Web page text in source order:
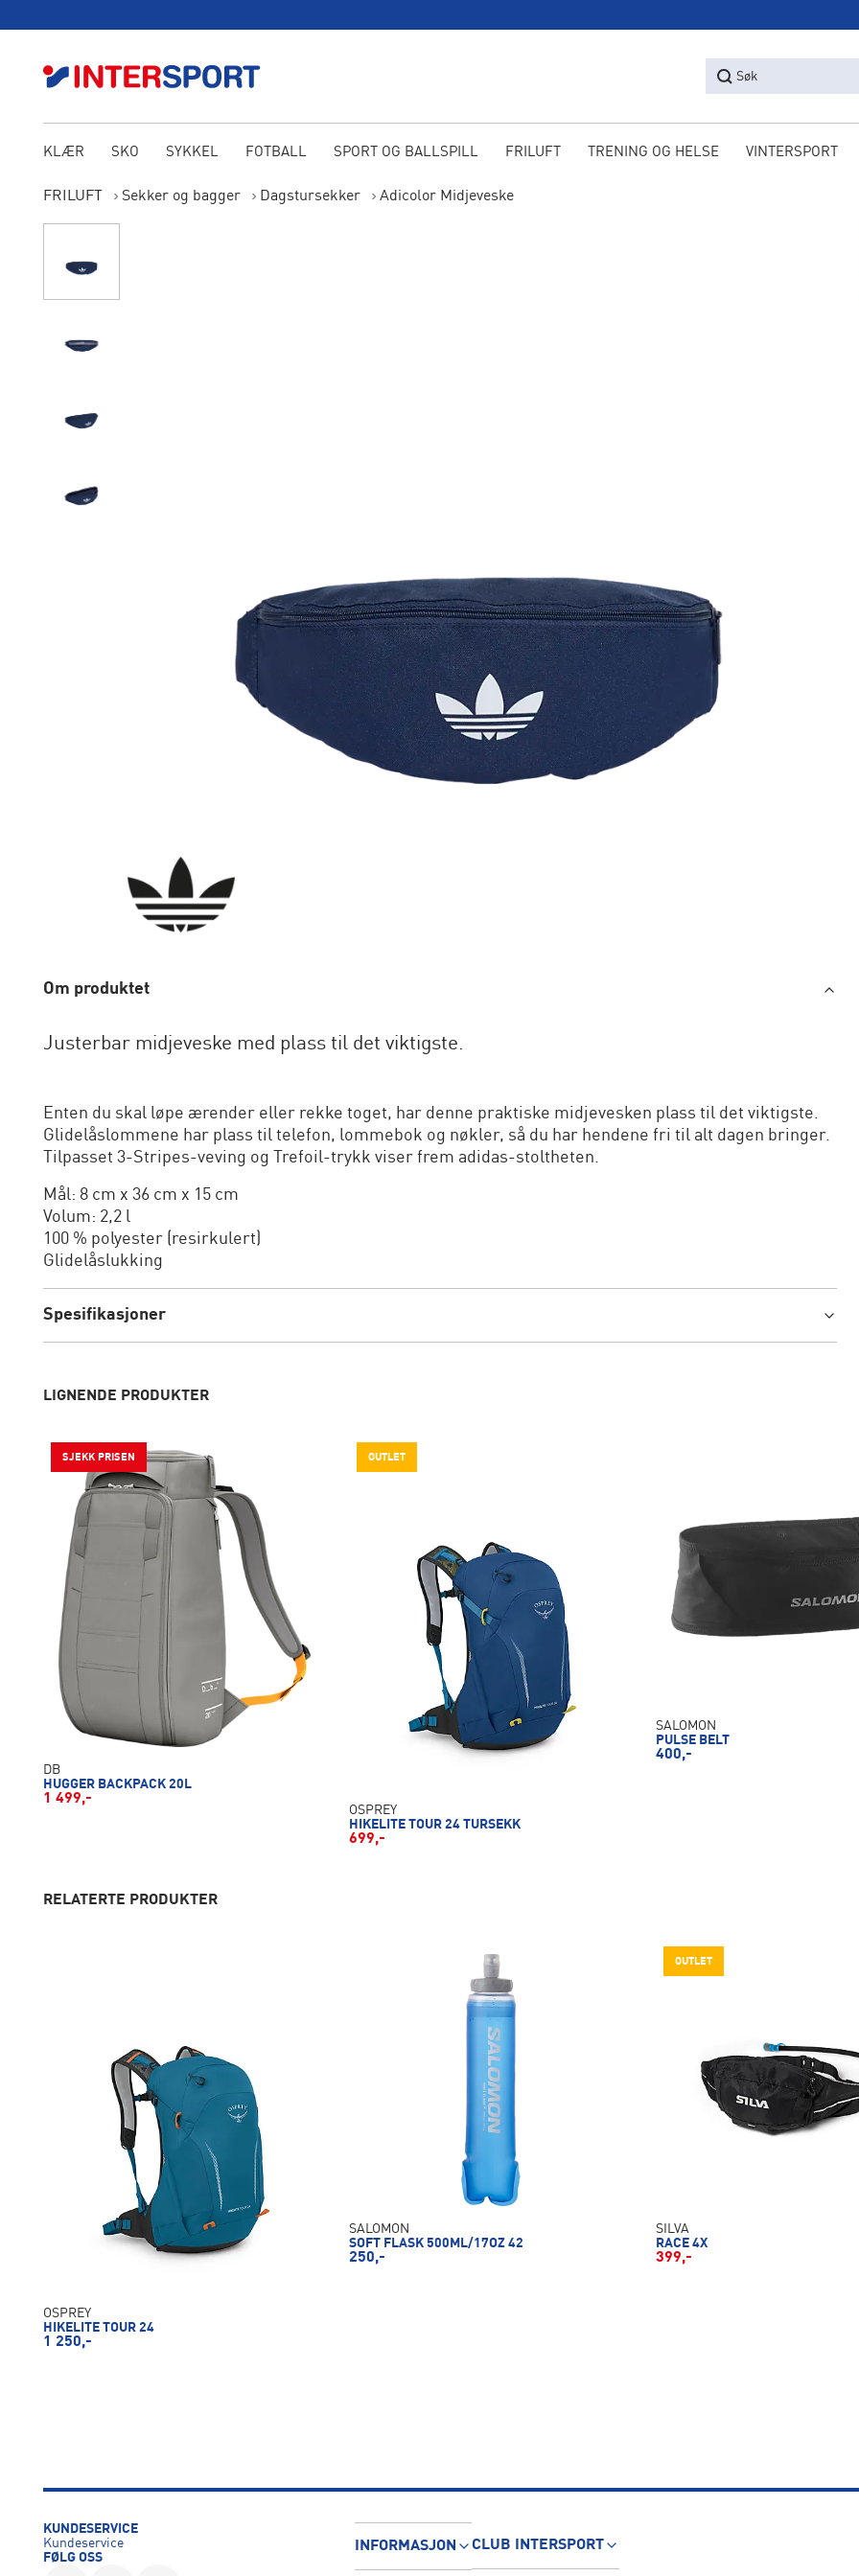
Søk
KLÆR SKO SYKKEL FOTBALL SPORT OG BALLSPILL FRILUFT TRENING OG HELSE VINTERSPORT
FRILUFT Sekker og bagger Dagstursekker Adicolor Midjeveske
Om produktet
Justerbar midjeveske med plass til det viktigste.
Enten du skal løpe ærender eller rekke toget, har denne praktiske midjevesken plass til det viktigste.
Glidelåslommene har plass til telefon, lommebok og nøkler, så du har hendene fri til alt dagen bringer.
Tilpasset 3-Stripes-veving og Trefoil-trykk viser frem adidas-stoltheten.
Mål: 8 cm x 36 cm x 15 cm
Volum: 2,2 l
100 % polyester (resirkulert)
Glidelåslukking
Spesifikasjoner
LIGNENDE PRODUKTER
SJEKK PRISEN
DB
HUGGER BACKPACK 20L
1 499,-
OUTLET
OSPREY
HIKELITE TOUR 24 TURSEKK
699,-
SALOMON
PULSE BELT
400,-
RELATERTE PRODUKTER
OSPREY
HIKELITE TOUR 24
1 250,-
SALOMON
SOFT FLASK 500ML/17OZ 42
250,-
OUTLET
SILVA
RACE 4X
399,-
KUNDESERVICE
Kundeservice
FØLG OSS
INFORMASJON CLUB INTERSPORT